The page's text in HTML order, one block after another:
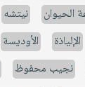
الحيوان نيتشه
الإلياذة الأوديسة
نجيب محفوظ